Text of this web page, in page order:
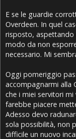
E se le guardie
Overdeen. In quel
risposto, aspettando
modo da non
necessario. Mi
Oggi pomeriggio
accompagnarmi alla
che i miei servitori
farebbe piacere
Adesso devo
sola possibilità, non
difficile un nuovo